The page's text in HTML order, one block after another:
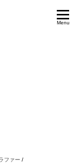
Menu
ファー /